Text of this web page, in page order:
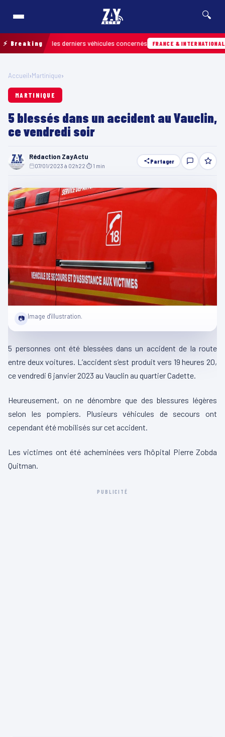
🔍
⚡ Breakingles derniers véhicules concernés FRANCE & INTERNATIONALE
Accueil›Martinique›
MARTINIQUE
5 blessés dans un accident au Vauclin,
ce vendredi soir
Rédaction ZayActu
07/01/2023 à 02h22 ⏱ 1 min
Partager
📷 Image d'illustration.
5 personnes ont été blessées dans un accident de la route
entre deux voitures. L’accident s’est produit vers 19 heures 20,
ce vendredi 6 janvier 2023 au Vauclin au quartier Cadette.
Heureusement, on ne dénombre que des blessures légères
selon les pompiers. Plusieurs véhicules de secours ont
cependant été mobilisés sur cet accident.
Les victimes ont été acheminées vers l’hôpital Pierre Zobda
Quitman.
PUBLICITÉ